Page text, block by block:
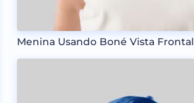
Menina Usando Boné Vista Frontal